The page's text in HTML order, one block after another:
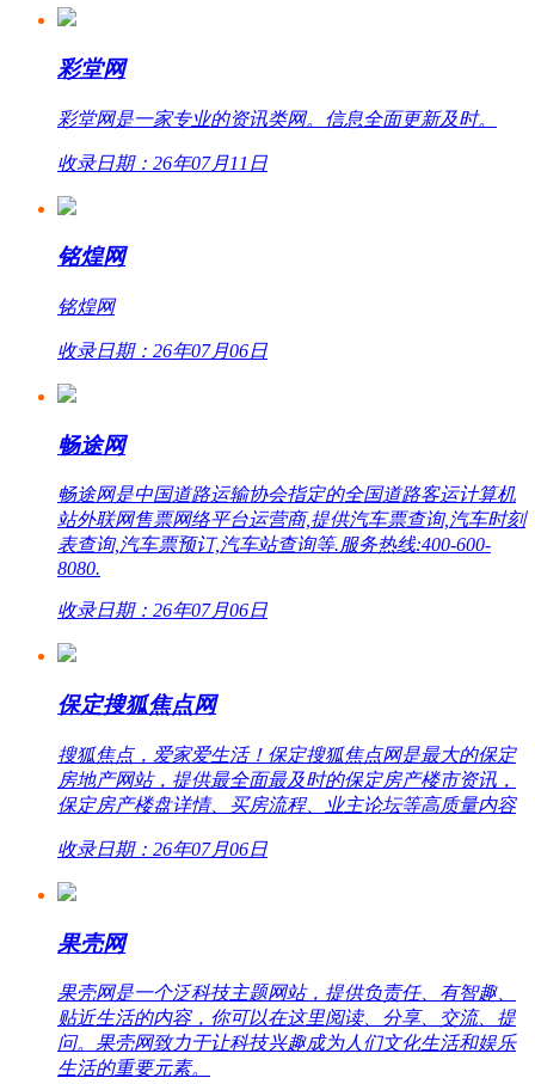
彩堂网
彩堂网是一家专业的资讯类网。信息全面更新及时。
收录日期：26年07月11日
铭煌网
铭煌网
收录日期：26年07月06日
畅途网
畅途网是中国道路运输协会指定的全国道路客运计算机
站外联网售票网络平台运营商,提供汽车票查询,汽车时刻
表查询,汽车票预订,汽车站查询等.服务热线:400-600-
8080.
收录日期：26年07月06日
保定搜狐焦点网
搜狐焦点，爱家爱生活！保定搜狐焦点网是最大的保定
房地产网站，提供最全面最及时的保定房产楼市资讯，
保定房产楼盘详情、买房流程、业主论坛等高质量内容
收录日期：26年07月06日
果壳网
果壳网是一个泛科技主题网站，提供负责任、有智趣、
贴近生活的内容，你可以在这里阅读、分享、交流、提
问。果壳网致力于让科技兴趣成为人们文化生活和娱乐
生活的重要元素。